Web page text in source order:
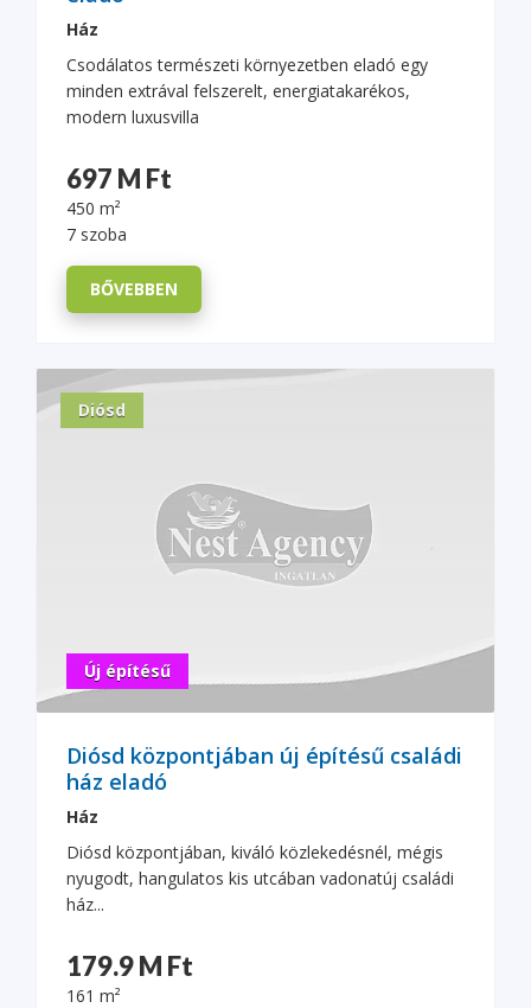
Ház
Csodálatos természeti környezetben eladó egy
minden extrával felszerelt, energiatakarékos,
modern luxusvilla
697 M Ft
450 m²
7 szoba
BŐVEBBEN
Diósd
Új építésű
Diósd központjában új építésű családi
ház eladó
Ház
Diósd központjában, kiváló közlekedésnél, mégis
nyugodt, hangulatos kis utcában vadonatúj családi
ház...
179.9 M Ft
161 m²